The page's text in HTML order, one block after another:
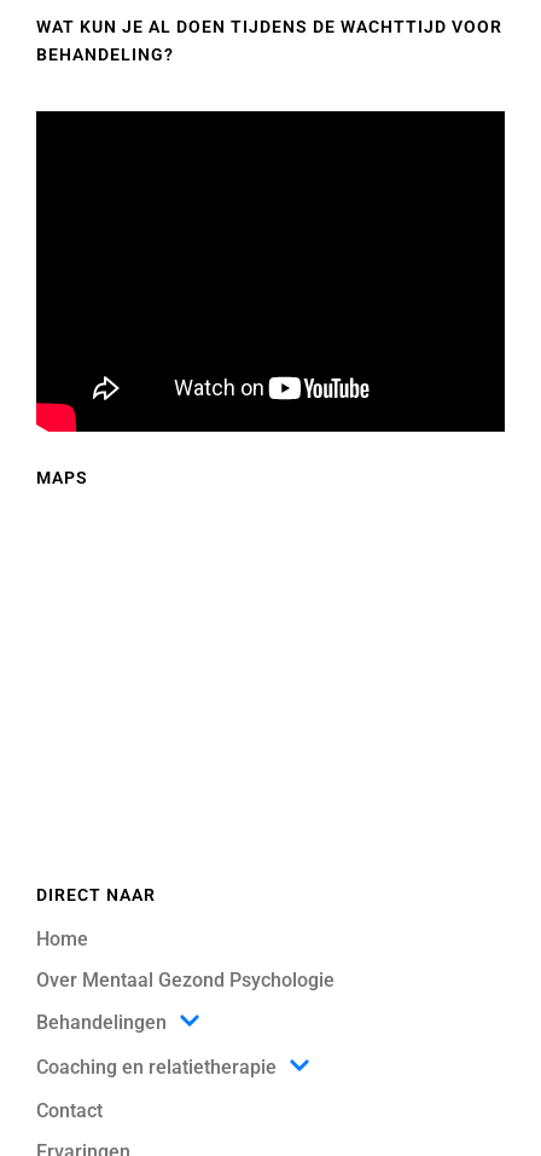
WAT KUN JE AL DOEN TIJDENS DE WACHTTIJD VOOR
BEHANDELING?
MAPS
DIRECT NAAR
Home
Over Mentaal Gezond Psychologie
Behandelingen
Coaching en relatietherapie
Contact